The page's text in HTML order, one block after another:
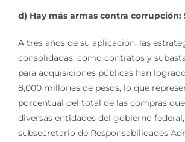
d) Hay más armas contra corrupción:
A tres años de su aplicación, las
consolidadas, como contratos y
para adquisiciones públicas han
8,000 millones de pesos, lo que
porcentual del total de las compras
diversas entidades del gobierno
subsecretario de Responsabilidades